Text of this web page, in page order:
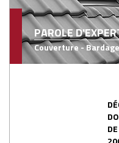
PAROLE
Couverture - Bardage